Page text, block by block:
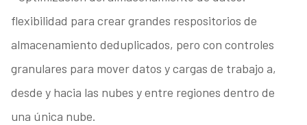
flexibilidad para crear grandes respositorios de
almacenamiento deduplicados, pero con controles
granulares para mover datos y cargas de trabajo a,
desde y hacia las nubes y entre regiones dentro de
una única nube.